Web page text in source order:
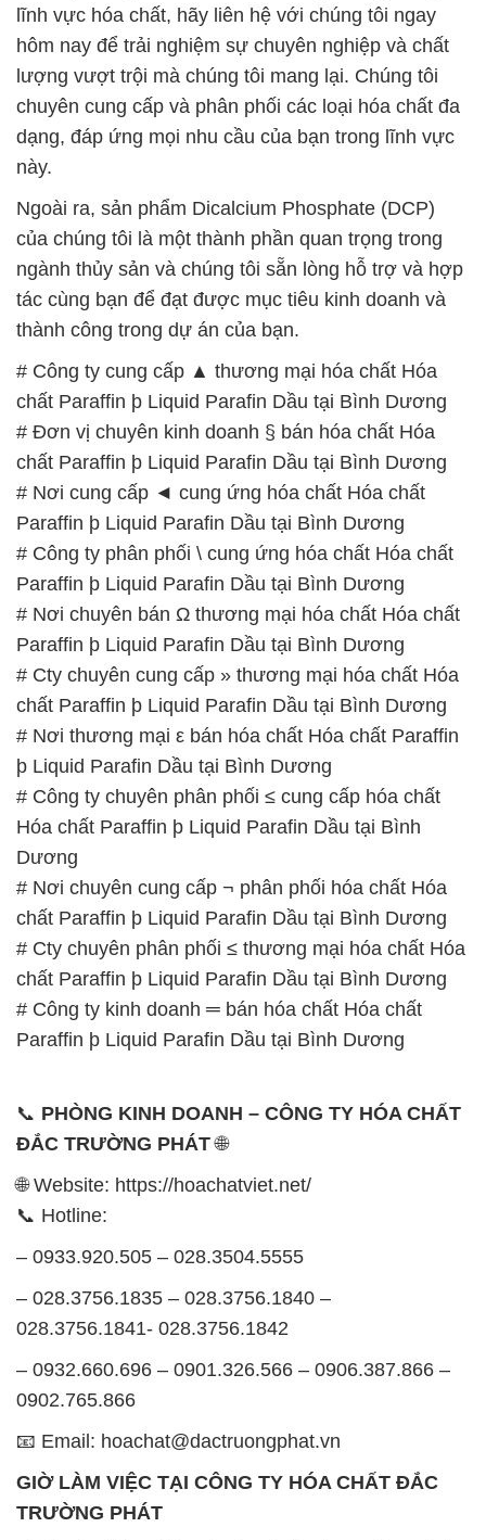
lĩnh vực hóa chất, hãy liên hệ với chúng tôi ngay
hôm nay để trải nghiệm sự chuyên nghiệp và chất
lượng vượt trội mà chúng tôi mang lại. Chúng tôi
chuyên cung cấp và phân phối các loại hóa chất đa
dạng, đáp ứng mọi nhu cầu của bạn trong lĩnh vực
này.
Ngoài ra, sản phẩm Dicalcium Phosphate (DCP)
của chúng tôi là một thành phần quan trọng trong
ngành thủy sản và chúng tôi sẵn lòng hỗ trợ và hợp
tác cùng bạn để đạt được mục tiêu kinh doanh và
thành công trong dự án của bạn.
# Công ty cung cấp ▲ thương mại hóa chất Hóa
chất Paraffin þ Liquid Parafin Dầu tại Bình Dương
# Đơn vị chuyên kinh doanh § bán hóa chất Hóa
chất Paraffin þ Liquid Parafin Dầu tại Bình Dương
# Nơi cung cấp ◄ cung ứng hóa chất Hóa chất
Paraffin þ Liquid Parafin Dầu tại Bình Dương
# Công ty phân phối \ cung ứng hóa chất Hóa chất
Paraffin þ Liquid Parafin Dầu tại Bình Dương
# Nơi chuyên bán Ω thương mại hóa chất Hóa chất
Paraffin þ Liquid Parafin Dầu tại Bình Dương
# Cty chuyên cung cấp » thương mại hóa chất Hóa
chất Paraffin þ Liquid Parafin Dầu tại Bình Dương
# Nơi thương mại ε bán hóa chất Hóa chất Paraffin
þ Liquid Parafin Dầu tại Bình Dương
# Công ty chuyên phân phối ≤ cung cấp hóa chất
Hóa chất Paraffin þ Liquid Parafin Dầu tại Bình
Dương
# Nơi chuyên cung cấp ¬ phân phối hóa chất Hóa
chất Paraffin þ Liquid Parafin Dầu tại Bình Dương
# Cty chuyên phân phối ≤ thương mại hóa chất Hóa
chất Paraffin þ Liquid Parafin Dầu tại Bình Dương
# Công ty kinh doanh ═ bán hóa chất Hóa chất
Paraffin þ Liquid Parafin Dầu tại Bình Dương
📞 PHÒNG KINH DOANH – CÔNG TY HÓA CHẤT
ĐẮC TRƯỜNG PHÁT🌐
🌐 Website: https://hoachatviet.net/
📞 Hotline:
– 0933.920.505 – 028.3504.5555
– 028.3756.1835 – 028.3756.1840 –
028.3756.1841- 028.3756.1842
– 0932.660.696 – 0901.326.566 – 0906.387.866 –
0902.765.866
📧 Email: hoachat@dactruongphat.vn
GIỜ LÀM VIỆC TẠI CÔNG TY HÓA CHẤT ĐẮC
TRƯỜNG PHÁT